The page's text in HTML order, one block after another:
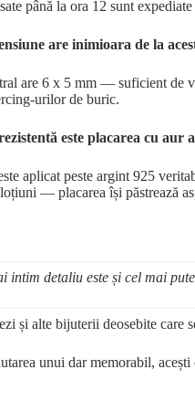
până la ora 12 sunt
are inimioara de la
are 6 x 5 mm — suficient de
urilor de buric.
este placarea cu
aplicat peste argint 925
— placarea își păstrează
intim detaliu este și cel mai
și alte bijuterii deosebite care
unui dar memorabil,